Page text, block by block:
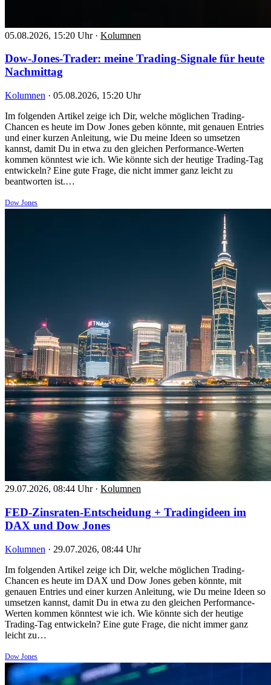
05.08.2026, 15:20 Uhr · Kolumnen
Dow-Jones-Trader: meine Trading-Signale für heute
Nachmittag
Kolumnen · 05.08.2026, 15:20 Uhr
Im folgenden Artikel zeige ich Dir, welche möglichen Trading-
Chancen es heute im Dow Jones geben könnte, mit genauen Entries
und einer kurzen Anleitung, wie Du meine Ideen so umsetzen
kannst, damit Du in etwa zu den gleichen Performance-Werten
kommen könntest wie ich. Wie könnte sich der heutige Trading-Tag
entwickeln? Eine gute Frage, die nicht immer ganz leicht zu
beantworten ist.…
Dow Jones
29.07.2026, 08:44 Uhr · Kolumnen
FED-Zinsraten-Entscheidung + Tradingideen im
DAX und Dow Jones
Kolumnen · 29.07.2026, 08:44 Uhr
Im folgenden Artikel zeige ich Dir, welche möglichen Trading-
Chancen es heute im DAX und Dow Jones geben könnte, mit
genauen Entries und einer kurzen Anleitung, wie Du meine Ideen so
umsetzen kannst, damit Du in etwa zu den gleichen Performance-
Werten kommen könntest wie ich. Wie könnte sich der heutige
Trading-Tag entwickeln? Eine gute Frage, die nicht immer ganz
leicht zu…
Dow Jones